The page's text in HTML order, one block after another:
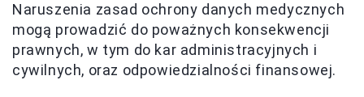
Naruszenia zasad ochrony danych medycznych
mogą prowadzić do poważnych konsekwencji
prawnych, w tym do kar administracyjnych i
cywilnych, oraz odpowiedzialności finansowej.